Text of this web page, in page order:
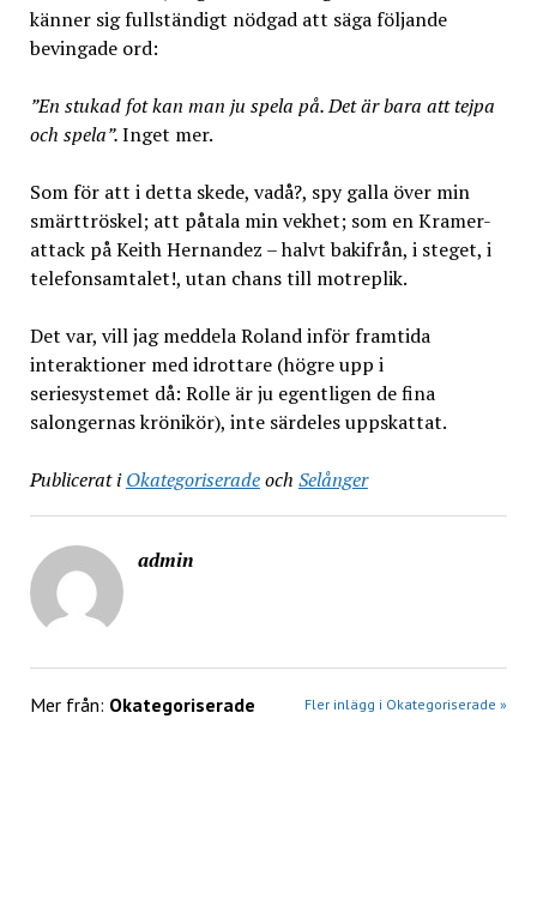
känner sig fullständigt nödgad att säga följande
bevingade ord:
”En stukad fot kan man ju spela på. Det är bara att tejpa
och spela”.Inget mer.
Som för att i detta skede, vadå?, spy galla över min
smärttröskel; att påtala min vekhet; som en Kramer-
attack på Keith Hernandez – halvt bakifrån, i steget, i
telefonsamtalet!, utan chans till motreplik.
Det var, vill jag meddela Roland inför framtida
interaktioner med idrottare (högre upp i
seriesystemet då: Rolle är ju egentligen de fina
salongernas krönikör), inte särdeles uppskattat.
Publicerat i Okategoriseradeoch Selånger
admin
Mer från: Okategoriserade Fler inlägg i Okategoriserade »